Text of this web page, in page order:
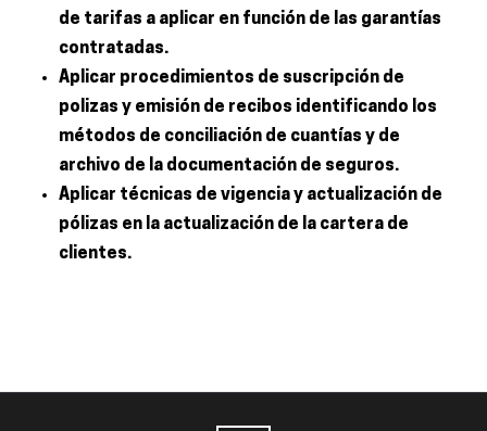
de tarifas a aplicar en función de las garantías
contratadas.
Aplicar procedimientos de suscripción de
polizas y emisión de recibos identificando los
métodos de conciliación de cuantías y de
archivo de la documentación de seguros.
Aplicar técnicas de vigencia y actualización de
pólizas en la actualización de la cartera de
clientes.